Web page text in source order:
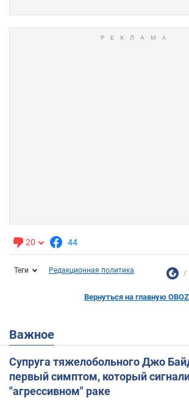
20 44
Теги Редакционная политика
Вернуться на главную OBOZ
Важное
Супруга тяжелобольного Джо
первый симптом, который
"агрессивном" раке